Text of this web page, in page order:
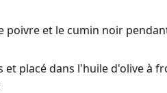
poivre et le cumin noir
et placé dans l'huile d'olive à